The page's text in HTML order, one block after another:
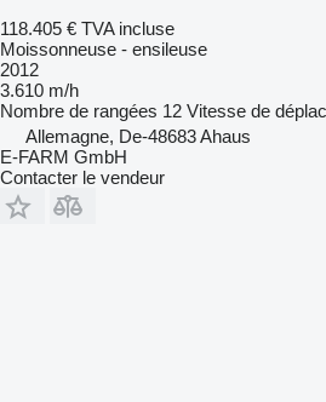
118.405 € TVA incluse
Moissonneuse - ensileuse
2012
3.610 m/h
Nombre de rangées 12 Vitesse de
Allemagne, De-48683 Ahaus
E-FARM GmbH
Contacter le vendeur